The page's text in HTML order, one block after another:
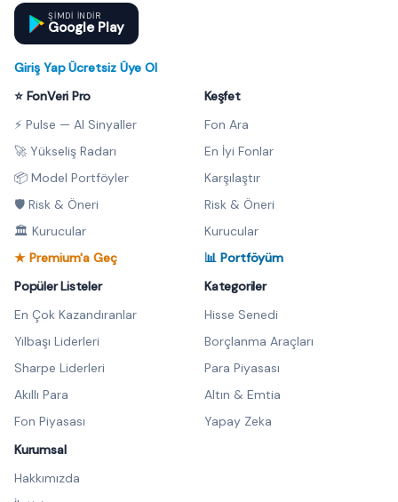
ŞIMDI INDIR
Google Play
Giriş Yap·Ücretsiz Üye Ol
⭐ FonVeri Pro
⚡ Pulse — AI Sinyaller
🚀 Yükseliş Radarı
📦 Model Portföyler
🛡️ Risk & Öneri
🏛️ Kurucular
★ Premium'a Geç
Keşfet
Fon Ara
En İyi Fonlar
Karşılaştır
Risk & Öneri
Kurucular
📊 Portföyüm
Popüler Listeler
En Çok Kazandıranlar
Yılbaşı Liderleri
Sharpe Liderleri
Akıllı Para
Fon Piyasası
Kategoriler
Hisse Senedi
Borçlanma Araçları
Para Piyasası
Altın & Emtia
Yapay Zeka
Kurumsal
Hakkımızda